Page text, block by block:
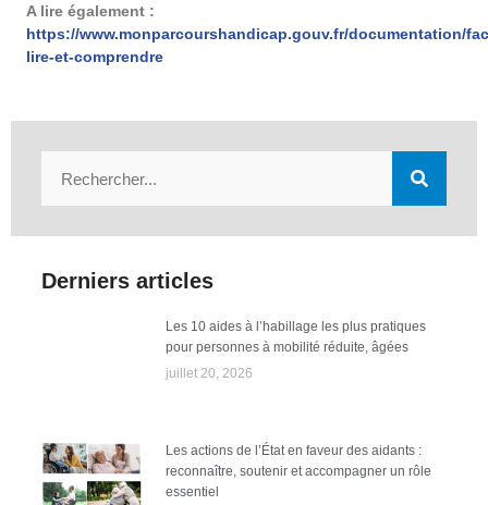
A lire également :
https://www.monparcourshandicap.gouv.fr/documentation/
lire-et-comprendre
Derniers articles
Les 10 aides à l’habillage les plus pratiques
pour personnes à mobilité réduite, âgées
juillet 20, 2026
Les actions de l’État en faveur des aidants :
reconnaître, soutenir et accompagner un rôle
essentiel